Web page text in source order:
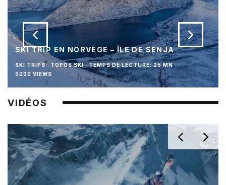
SKI TRIP EN NORVÈGE – ÎLE DE SENJA
SKI TRIPS TOPOS SKI · TEMPS DE LECTURE: 25 MN ·
5230 VIEWS
VIDÉOS